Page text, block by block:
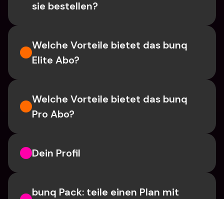
sie bestellen?
Welche Vorteile bietet das bunq
Elite Abo?
Welche Vorteile bietet das bunq
Pro Abo?
Dein Profil
bunq Pack: teile einen Plan mit